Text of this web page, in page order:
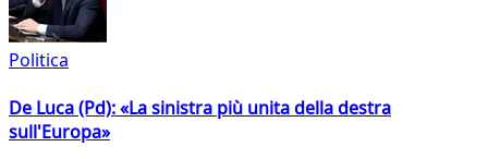
Politica
De Luca (Pd): «La sinistra più unita della destra
sull'Europa»